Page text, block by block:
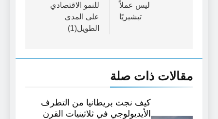
ليس عملاً
تبشيريًا
للنمو الاقتصادي
على المدى
الطويل(1)
مقالات ذات صلة
كيف نجت بريطانيا من التطرف
الأيديولوجي في ثلاثينيات القرن